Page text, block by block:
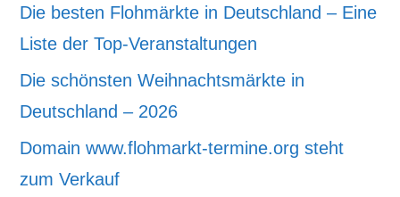
Die besten Flohmärkte in Deutschland – Eine
Liste der Top-Veranstaltungen
Die schönsten Weihnachtsmärkte in
Deutschland – 2026
Domain www.flohmarkt-termine.org steht
zum Verkauf